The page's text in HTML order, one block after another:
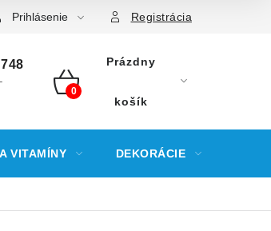
Prihlásenie Registrácia
NÁKUPNÝ
Prázdny
košík
VITAMÍNY DEKORÁCIE